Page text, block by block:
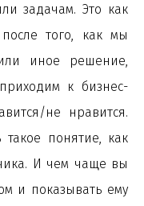
задачам. Это как
того, как мы
иное решение,
к бизнес-
не нравится.
такое понятие, как
И чем чаще вы
и показывать ему